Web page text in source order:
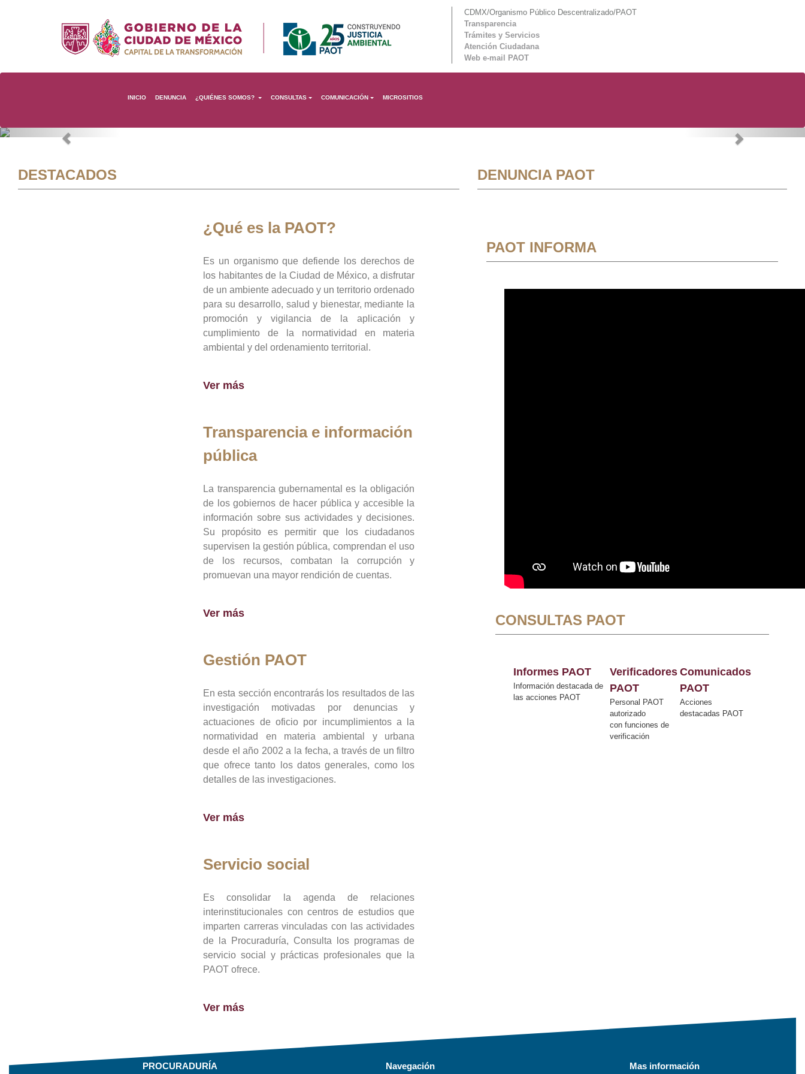
CDMX/Organismo Público Descentralizado/PAOT
Transparencia
Trámites y Servicios
Atención Ciudadana
Web e-mail PAOT
INICIO DENUNCIA ¿QUIÉNES SOMOS? CONSULTAS COMUNICACIÓN MICROSITIOS
Previous Next
DESTACADOS
¿Qué es la PAOT?
Es un organismo que defiende los derechos de
los habitantes de la Ciudad de México, a disfrutar
de un ambiente adecuado y un territorio ordenado
para su desarrollo, salud y bienestar, mediante la
promoción y vigilancia de la aplicación y
cumplimiento de la normatividad en materia
ambiental y del ordenamiento territorial.
Ver más
Transparencia e información
pública
La transparencia gubernamental es la obligación
de los gobiernos de hacer pública y accesible la
información sobre sus actividades y decisiones.
Su propósito es permitir que los ciudadanos
supervisen la gestión pública, comprendan el uso
de los recursos, combatan la corrupción y
promuevan una mayor rendición de cuentas.
Ver más
Gestión PAOT
En esta sección encontrarás los resultados de las
investigación motivadas por denuncias y
actuaciones de oficio por incumplimientos a la
normatividad en materia ambiental y urbana
desde el año 2002 a la fecha, a través de un filtro
que ofrece tanto los datos generales, como los
detalles de las investigaciones.
Ver más
Servicio social
Es consolidar la agenda de relaciones
interinstitucionales con centros de estudios que
imparten carreras vinculadas con las actividades
de la Procuraduría, Consulta los programas de
servicio social y prácticas profesionales que la
PAOT ofrece.
Ver más
DENUNCIA PAOT
PAOT INFORMA
CONSULTAS PAOT
Informes PAOT
Información destacada de
las acciones PAOT
Verificadores
PAOT
Personal PAOT
autorizado
con funciones de
verificación
Comunicados
PAOT
Acciones
destacadas PAOT
PROCURADURÍA Navegación Mas información